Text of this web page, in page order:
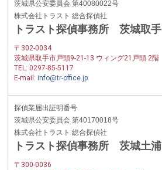
茨城県公安委員会 第40080022号
株式会社トラスト 総合探偵社
トラスト探偵事務所 茨城取手
〒302-0034
茨城県取手市戸頭9-21-13 ウィング21戸頭 2階
TEL:0297-85-5117
E-mail:info@tr-office.jp
探偵業届出証明番号
茨城県公安委員会 第40170018号
株式会社トラスト 総合探偵社
トラスト探偵事務所 茨城土浦
〒300-0036